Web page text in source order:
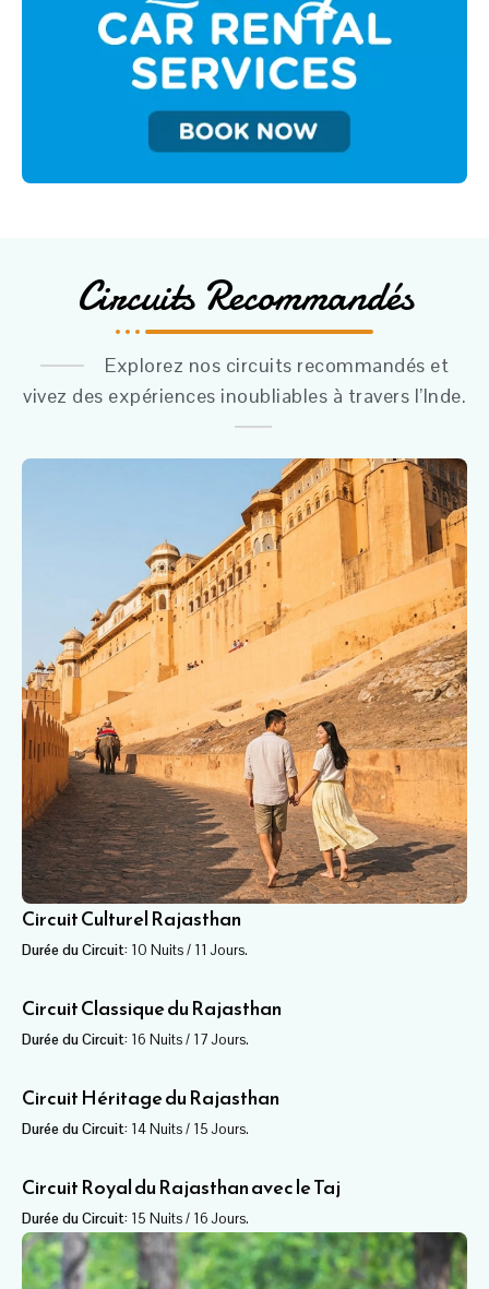
Circuits Recommandés
Explorez nos circuits recommandés et
vivez des expériences inoubliables à travers l’Inde.
Circuit Culturel Rajasthan
Durée du Circuit: 10 Nuits / 11 Jours.
Circuit Héritage du Rajasthan
Durée du Circuit: 14 Nuits / 15 Jours.
Circuit Royal du Rajasthan avec le Taj
Durée du Circuit: 15 Nuits / 16 Jours.
Circuit Classique du Rajasthan
Durée du Circuit: 16 Nuits / 17 Jours.